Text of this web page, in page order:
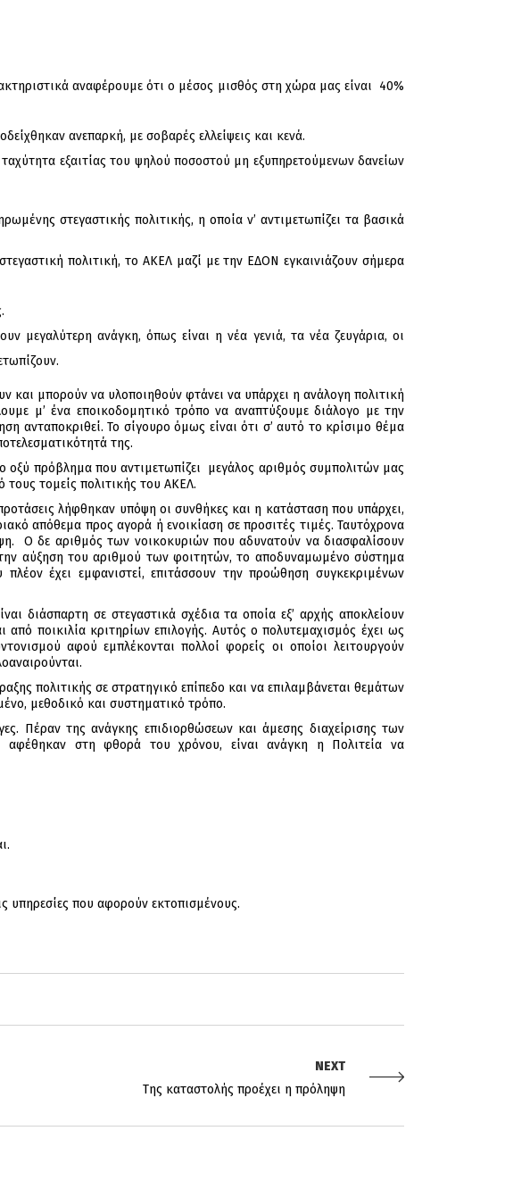
αναφέρουμε ότι ο μέσος μισθός στη χώρα μας είναι 40%
ανεπαρκή, με σοβαρές ελλείψεις και κενά.
εξαιτίας του ψηλού ποσοστού μη εξυπηρετούμενων δανείων
στεγαστικής πολιτικής, η οποία ν’ αντιμετωπίζει τα βασικά
πολιτική, το ΑΚΕΛ μαζί με την ΕΔΟΝ εγκαινιάζουν σήμερα
μεγαλύτερη ανάγκη, όπως είναι η νέα γενιά, τα νέα ζευγάρια, οι
και μπορούν να υλοποιηθούν φτάνει να υπάρχει η ανάλογη πολιτική
μ’ ένα εποικοδομητικό τρόπο να αναπτύξουμε διάλογο με την
ανταποκριθεί. Το σίγουρο όμως είναι ότι σ’ αυτό το κρίσιμο θέμα
της.
οξύ πρόβλημα που αντιμετωπίζει μεγάλος αριθμός συμπολιτών μας
τους τομείς πολιτικής του ΑΚΕΛ.
λήφθηκαν υπόψη οι συνθήκες και η κατάσταση που υπάρχει,
απόθεμα προς αγορά ή ενοικίαση σε προσιτές τιμές. Ταυτόχρονα
Ο δε αριθμός των νοικοκυριών που αδυνατούν να διασφαλίσουν
την αύξηση του αριθμού των φοιτητών, το αποδυναμωμένο σύστημα
έχει εμφανιστεί, επιτάσσουν την προώθηση συγκεκριμένων
διάσπαρτη σε στεγαστικά σχέδια τα οποία εξ’ αρχής αποκλείουν
ποικιλία κριτηρίων επιλογής. Αυτός ο πολυτεμαχισμός έχει ως
αφού εμπλέκονται πολλοί φορείς οι οποίοι λειτουργούν
πολιτικής σε στρατηγικό επίπεδο και να επιλαμβάνεται θεμάτων
μεθοδικό και συστηματικό τρόπο.
Πέραν της ανάγκης επιδιορθώσεων και άμεσης διαχείρισης των
αφέθηκαν στη φθορά του χρόνου, είναι ανάγκη η Πολιτεία να
υπηρεσίες που αφορούν εκτοπισμένους.
NEXT
Tης καταστολής προέχει η πρόληψη